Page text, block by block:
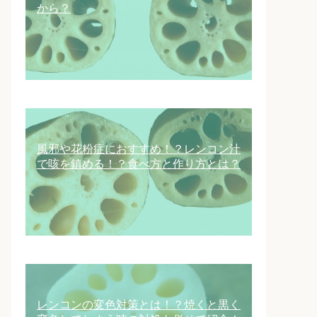
から？
風邪や花粉症におすすめ！？レンコン汁
で咳を鎮める！？食べ方と作り方とは？
レンコンの変色対策とは！？焼くと黒く